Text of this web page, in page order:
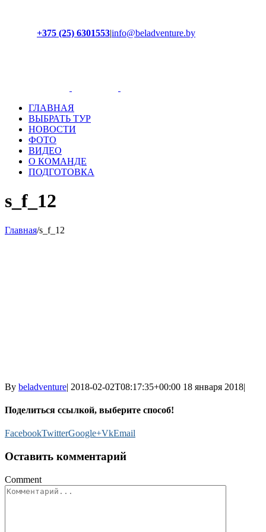
+375 (25) 6301553|info@beladventure.by
ГЛАВНАЯ
ВЫБРАТЬ ТУР
НОВОСТИ
ФОТО
ВИДЕО
О КОМАНДЕ
ПОДГОТОВКА
s_f_12
Главная/s_f_12
By beladventure| 2018-02-02T08:17:35+00:00 18 января 2018|
Поделиться ссылкой, выберите способ!
FacebookTwitterGoogle+VkEmail
Оставить комментарий
Comment